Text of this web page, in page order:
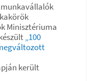
Minisztériuma
„100
került